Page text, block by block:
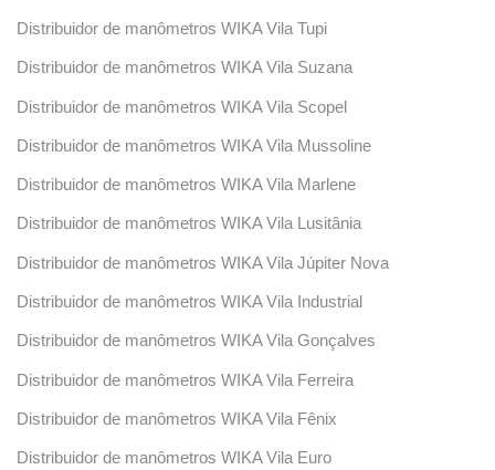
Distribuidor de manômetros WIKA Vila Tupi
Distribuidor de manômetros WIKA Vila Suzana
Distribuidor de manômetros WIKA Vila Scopel
Distribuidor de manômetros WIKA Vila Mussoline
Distribuidor de manômetros WIKA Vila Marlene
Distribuidor de manômetros WIKA Vila Lusitânia
Distribuidor de manômetros WIKA Vila Júpiter Nova
Distribuidor de manômetros WIKA Vila Industrial
Distribuidor de manômetros WIKA Vila Gonçalves
Distribuidor de manômetros WIKA Vila Ferreira
Distribuidor de manômetros WIKA Vila Fênix
Distribuidor de manômetros WIKA Vila Euro